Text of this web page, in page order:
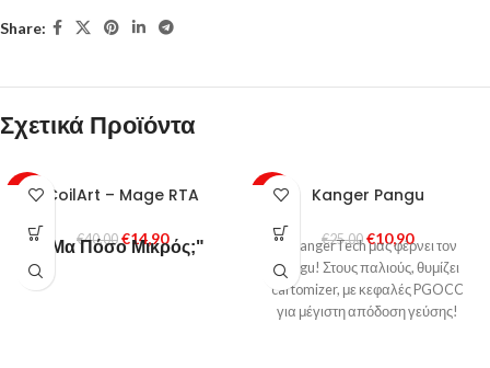
Share:
Σχετικά Προϊόντα
-63%
SOLD
OUT
CoilArt – Mage RTA
€40,00 €14,90
"Μα Πόσο Μικρός;"
-56% Kanger Pangu
€25,00 €10,90
Η KangerTech μας φέρνει τον
Pangu! Στους παλιούς, θυμίζει
cartomizer, με κεφαλές PGOCC
για μέγιστη απόδοση γεύσης!